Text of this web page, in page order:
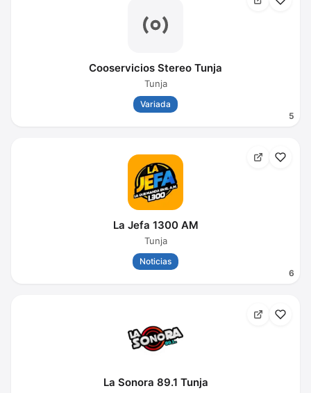
5
Cooservicios Stereo Tunja
Tunja
Variada
6
La Jefa 1300 AM
Tunja
Noticias
La Sonora 89.1 Tunja